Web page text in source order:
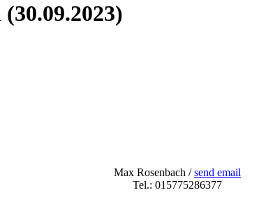
Max Rosenbach /send email
Tel.: 015775286377